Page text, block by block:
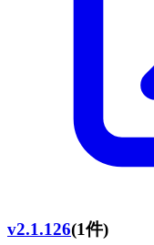
v2.1.126(1件)